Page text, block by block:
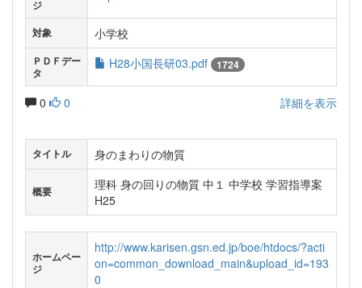
ジ
対象 小学校
ＰＤＦデー
タ
H28小国長研03.pdf 1724
0 0 詳細を表示
タイトル 身のまわりの物質
概要
理科 身の回りの物質 中１ 中学校 学習指導案
H25
ホームペー
ジ
http://www.karisen.gsn.ed.jp/boe/htdocs/?acti
on=common_download_main&upload_id=193
0